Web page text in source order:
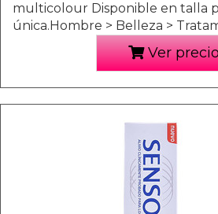
multicolour Disponible en talla
única.Hombre > Belleza >
Ver